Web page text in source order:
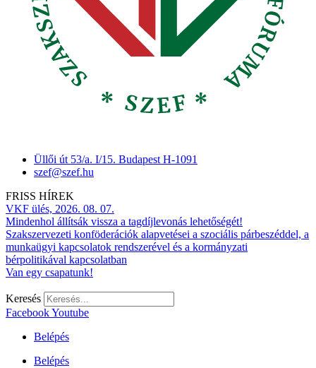
Üllői út 53/a. I/15. Budapest H-1091
szef@szef.hu
FRISS HÍREK
VKF ülés, 2026. 08. 07.
Mindenhol állítsák vissza a tagdíjlevonás lehetőségét!
Szakszervezeti konföderációk alapvetései a szociális párbeszéddel, a
munkaügyi kapcsolatok rendszerével és a kormányzati
bérpolitikával kapcsolatban
Van egy csapatunk!
Keresés
FacebookYoutube
Belépés
Belépés